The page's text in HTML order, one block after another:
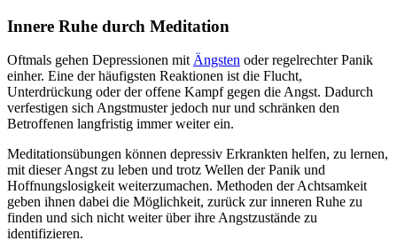
Innere Ruhe durch Meditation
Oftmals gehen Depressionen mit Ängsten oder regelrechter Panik
einher. Eine der häufigsten Reaktionen ist die Flucht,
Unterdrückung oder der offene Kampf gegen die Angst. Dadurch
verfestigen sich Angstmuster jedoch nur und schränken den
Betroffenen langfristig immer weiter ein.
Meditationsübungen können depressiv Erkrankten helfen, zu lernen,
mit dieser Angst zu leben und trotz Wellen der Panik und
Hoffnungslosigkeit weiterzumachen. Methoden der Achtsamkeit
geben ihnen dabei die Möglichkeit, zurück zur inneren Ruhe zu
finden und sich nicht weiter über ihre Angstzustände zu
identifizieren.